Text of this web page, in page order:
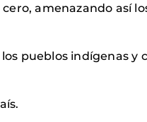
amenazando así
pueblos indígenas